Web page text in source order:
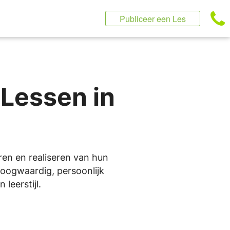
Publiceer een Les
in
en realiseren van hun
persoonlijk
leerstijl.